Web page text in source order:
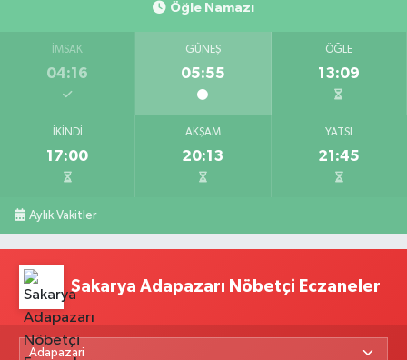
Öğle Namazı
İMSAK
04:16
GÜNEŞ
05:55
ÖĞLE
13:09
İKINDI
17:00
AKŞAM
20:13
YATSI
21:45
Aylık Vakitler
Sakarya Adapazarı Nöbetçi Eczaneler